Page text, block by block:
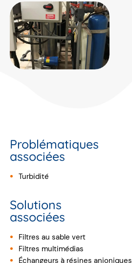
Problématiques
associées
Turbidité
Solutions
associées
Filtres au sable vert
Filtres multimédias
Échangeurs à résines anioniques